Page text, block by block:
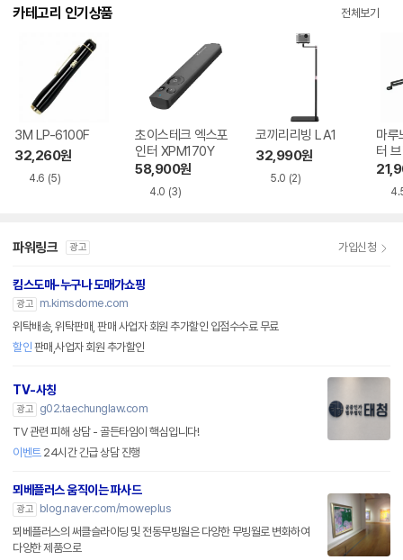
카테고리 인기상품 전체보기
3M LP-6100F
32,260원
4.6 (5)
초이스테크 엑스포
인터 XPM170Y
58,900원
4.0 (3)
코끼리리빙 LA1
32,990원
5.0 (2)
마루
터
JM-
파워링크 광고 가입신청
킴스도매-누구나 도매가쇼핑
광고
m.kimsdome.com
위탁배송, 위탁판매, 판매 사업자 회원 추가할인 입점수수료 무료
할인 판매,사업자 회원 추가할인
TV-사칭
광고
g02.taechunglaw.com
TV 관련 피해 상담 - 골든타임이 핵심입니다!
이벤트24시간 긴급 상담 진행
뫼베플러스 움직이는 파사드
광고
blog.naver.com/moweplus
뫼베플러스의 써클슬라이딩 및 전동무빙월은 다양한 무빙월로 변화하여
다양한 제품으로